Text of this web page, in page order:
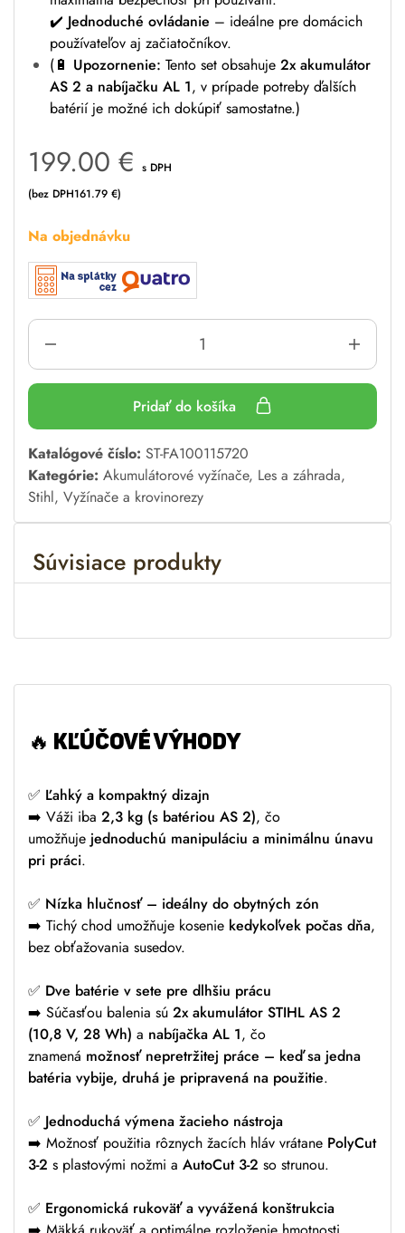
✔️ Jednoduché ovládanie – ideálne pre domácich
používateľov aj začiatočníkov.
(🔋 Upozornenie: Tento set obsahuje 2x akumulátor
AS 2 a nabíjačku AL 1, v prípade potreby ďalších
batérií je možné ich dokúpiť samostatne.)
199.00 € s DPH
(bez DPH161.79 €)
Na objednávku
Pridať do košíka
A
l
t
e
n
a
Katalógové číslo: ST-FA100115720
Kategórie: Akumulátorové vyžínače, Les a záhrada,
Stihl, Vyžínače a krovinorezy
Súvisiace produkty
🔥 KĽÚČOVÉ VÝHODY
✅ Ľahký a kompaktný dizajn
➡️ Váži iba 2,3 kg (s batériou AS 2), čo
umožňuje jednoduchú manipuláciu a minimálnu únavu
pri práci.
✅ Nízka hlučnosť – ideálny do obytných zón
➡️ Tichý chod umožňuje kosenie kedykoľvek počas dňa,
bez obťažovania susedov.
✅ Dve batérie v sete pre dlhšiu prácu
➡️ Súčasťou balenia sú 2x akumulátor STIHL AS 2
(10,8 V, 28 Wh) a nabíjačka AL 1, čo
znamená možnosť nepretržitej práce – keď sa jedna
batéria vybije, druhá je pripravená na použitie.
✅ Jednoduchá výmena žacieho nástroja
➡️ Možnosť použitia rôznych žacích hláv vrátane PolyCut
3-2 s plastovými nožmi a AutoCut 3-2 so strunou.
✅ Ergonomická rukoväť a vyvážená konštrukcia